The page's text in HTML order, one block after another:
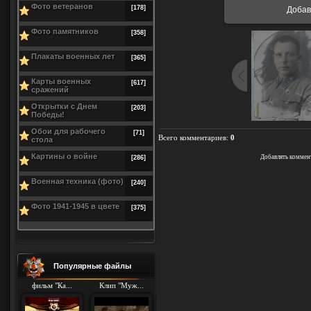
Фото ветеранов [178]
Фото памятников [358]
Плакаты военных лет [365]
Карты военных
сражений
[617]
Открытки с Днем
Победы!
[203]
Обои для рабочего
стола
[71]
Картины о войне [286]
Военная техника (фото) [240]
Фото 1941-1945 в цвете [375]
Популярные файлы
фильм "Ка... Клип "Муж...
Всего комментариев: 0
Добавлять